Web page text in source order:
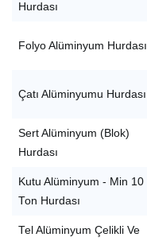
Hurdası
Folyo Alüminyum Hurdası
Çatı Alüminyumu Hurdası
Sert Alüminyum (Blok)
Hurdası
Kutu Alüminyum - Min 10
Ton Hurdası
Tel Alüminyum Çelikli Ve